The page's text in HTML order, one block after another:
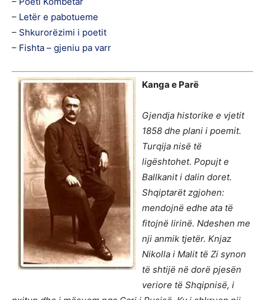
– Letër e pabotueme
– Shkurorëzimi i poetit
– Fishta – gjeniu pa varr
Kanga e Parë
Gjendja historike e vjetit
1858 dhe plani i poemit.
Turqija nisë të
ligështohet. Popujt e
Ballkanit i dalin doret.
Shqiptarët zgjohen:
mendojnë edhe ata të
fitojnë lirinë. Ndeshen me
nji anmik tjetër. Knjaz
Nikolla i Malit të Zi synon
të shtijë në dorë pjesën
veriore të Shqipnisë, i